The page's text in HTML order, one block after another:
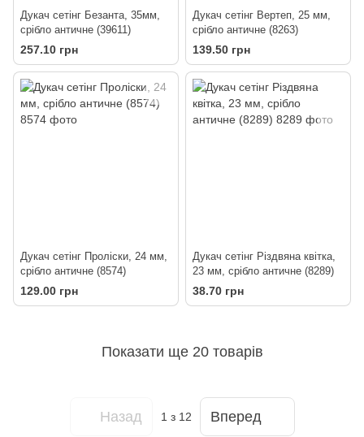
Дукач сетінг Безанта, 35мм,
срібло античне (39611)
257.10 грн
Дукач сетінг Вертеп, 25 мм,
срібло античне (8263)
139.50 грн
Дукач сетінг Проліски, 24 мм,
срібло античне (8574)
129.00 грн
Дукач сетінг Різдвяна квітка,
23 мм, срібло античне (8289)
38.70 грн
Показати ще 20 товарів
Назад 1 з 12 Вперед